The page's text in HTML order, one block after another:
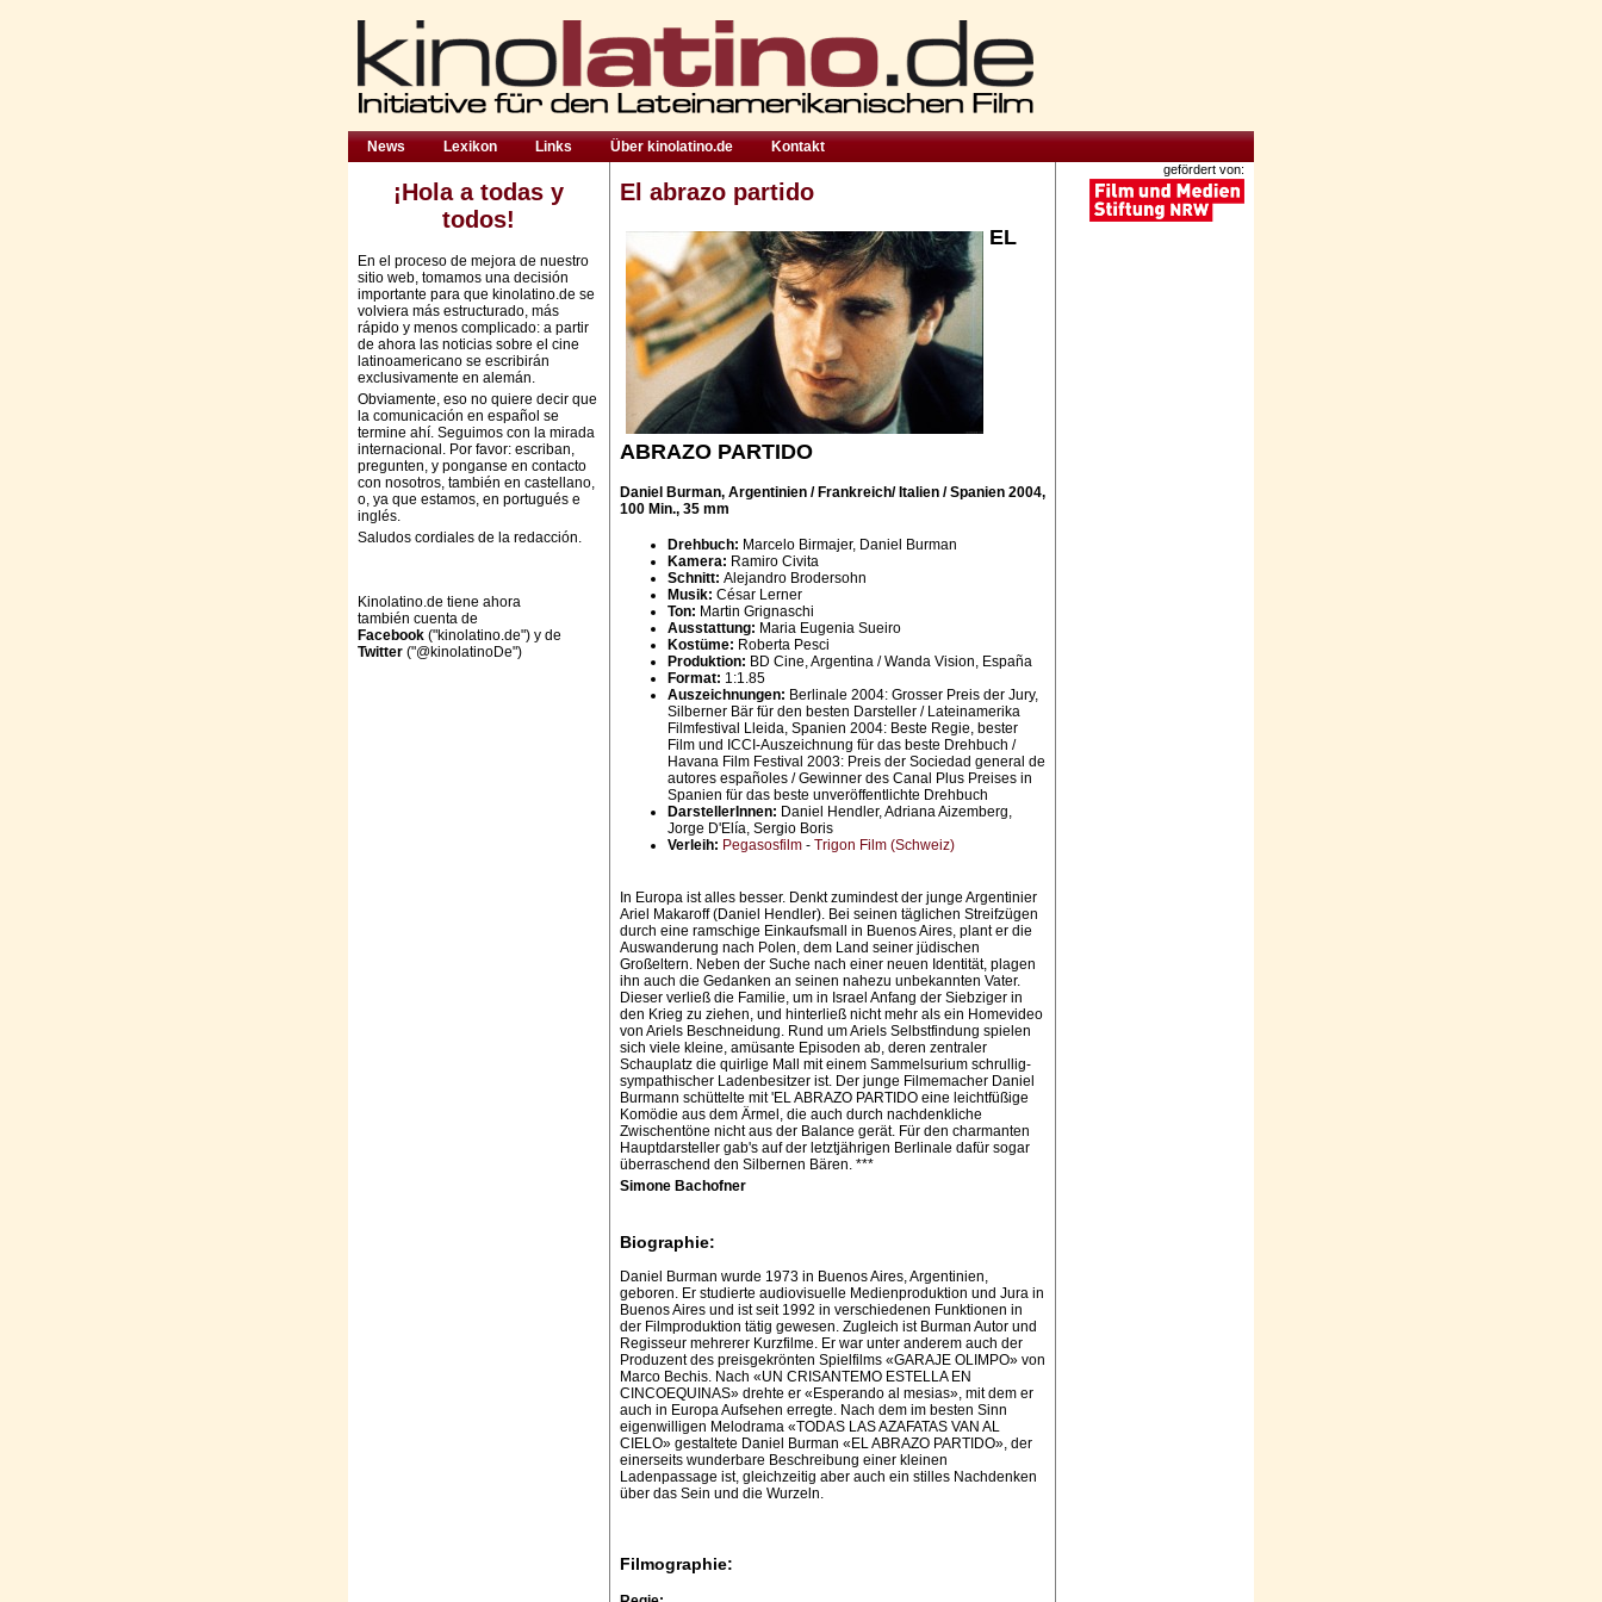
News Lexikon Links Über kinolatino.de Kontakt
¡Hola a todas y
todos!
En el proceso de mejora de nuestro
sitio web, tomamos una decisión
importante para que kinolatino.de se
volviera más estructurado, más
rápido y menos complicado: a partir
de ahora las noticias sobre el cine
latinoamericano se escribirán
exclusivamente en alemán.
Obviamente, eso no quiere decir que
la comunicación en español se
termine ahí. Seguimos con la mirada
internacional. Por favor: escriban,
pregunten, y ponganse en contacto
con nosotros, también en castellano,
o, ya que estamos, en portugués e
inglés.
Saludos cordiales de la redacción.
Kinolatino.de tiene ahora
también cuenta de
Facebook ("kinolatino.de") y de
Twitter ("@kinolatinoDe")
El abrazo partido
EL
ABRAZO PARTIDO
Daniel Burman, Argentinien / Frankreich/ Italien / Spanien 2004,
100 Min., 35 mm
Drehbuch: Marcelo Birmajer, Daniel Burman
Kamera: Ramiro Civita
Schnitt: Alejandro Brodersohn
Musik: César Lerner
Ton: Martin Grignaschi
Ausstattung: Maria Eugenia Sueiro
Kostüme: Roberta Pesci
Produktion: BD Cine, Argentina / Wanda Vision, España
Format: 1:1.85
Auszeichnungen: Berlinale 2004: Grosser Preis der Jury,
Silberner Bär für den besten Darsteller / Lateinamerika
Filmfestival Lleida, Spanien 2004: Beste Regie, bester
Film und ICCI-Auszeichnung für das beste Drehbuch /
Havana Film Festival 2003: Preis der Sociedad general de
autores españoles / Gewinner des Canal Plus Preises in
Spanien für das beste unveröffentlichte Drehbuch
DarstellerInnen: Daniel Hendler, Adriana Aizemberg,
Jorge D'Elía, Sergio Boris
Verleih: Pegasosfilm - Trigon Film (Schweiz)
In Europa ist alles besser. Denkt zumindest der junge Argentinier
Ariel Makaroff (Daniel Hendler). Bei seinen täglichen Streifzügen
durch eine ramschige Einkaufsmall in Buenos Aires, plant er die
Auswanderung nach Polen, dem Land seiner jüdischen
Großeltern. Neben der Suche nach einer neuen Identität, plagen
ihn auch die Gedanken an seinen nahezu unbekannten Vater.
Dieser verließ die Familie, um in Israel Anfang der Siebziger in
den Krieg zu ziehen, und hinterließ nicht mehr als ein Homevideo
von Ariels Beschneidung. Rund um Ariels Selbstfindung spielen
sich viele kleine, amüsante Episoden ab, deren zentraler
Schauplatz die quirlige Mall mit einem Sammelsurium schrullig-
sympathischer Ladenbesitzer ist. Der junge Filmemacher Daniel
Burmann schüttelte mit 'EL ABRAZO PARTIDO eine leichtfüßige
Komödie aus dem Ärmel, die auch durch nachdenkliche
Zwischentöne nicht aus der Balance gerät. Für den charmanten
Hauptdarsteller gab's auf der letztjährigen Berlinale dafür sogar
überraschend den Silbernen Bären. ***
Simone Bachofner
Biographie:
Daniel Burman wurde 1973 in Buenos Aires, Argentinien,
geboren. Er studierte audiovisuelle Medienproduktion und Jura in
Buenos Aires und ist seit 1992 in verschiedenen Funktionen in
der Filmproduktion tätig gewesen. Zugleich ist Burman Autor und
Regisseur mehrerer Kurzfilme. Er war unter anderem auch der
Produzent des preisgekrönten Spielfilms «GARAJE OLIMPO» von
Marco Bechis. Nach «UN CRISANTEMO ESTELLA EN
CINCOEQUINAS» drehte er «Esperando al mesias», mit dem er
auch in Europa Aufsehen erregte. Nach dem im besten Sinn
eigenwilligen Melodrama «TODAS LAS AZAFATAS VAN AL
CIELO» gestaltete Daniel Burman «EL ABRAZO PARTIDO», der
einerseits wunderbare Beschreibung einer kleinen
Ladenpassage ist, gleichzeitig aber auch ein stilles Nachdenken
über das Sein und die Wurzeln.
Filmographie:
gefördert von: